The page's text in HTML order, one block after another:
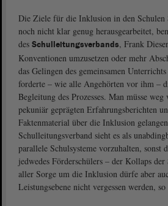
Die Ziele für die Inklusion in den Schulen
noch nicht klar genug herausgearbeitet,
des Schulleitungsverbands, Frank
Konventionen umzusetzen oder mehr
das Gelingen des gemeinsamen
forderte – wie alle Angehörten vor ihm –
Begleitung des Prozesses. Man müsse
pekuniär geprägten Erfahrungsberichten
Faktenmaterial über die Inklusion
Schulleitungsverband sieht es als
parallele Schulsysteme vorzuhalten, sonst
jedwedes Förderschülers – der Kollaps
aller Sorge um die Inklusion dürfe aber
Leistungsebene nicht vergessen werden, so